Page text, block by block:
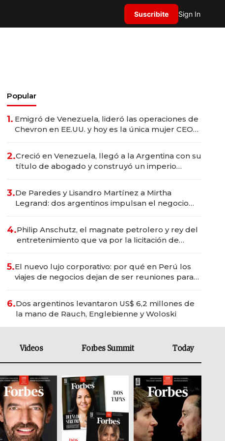
Suscribite Sign In
Popular
1. Emigró de Venezuela, lideró las operaciones de
Chevron en EE.UU. y hoy es la única mujer CEO
2.Creció en Venezuela, llegó a la Argentina con su
título de abogado y construyó un imperio
3.De Paredes y Lisandro Martínez a Mirtha
Legrand: dos argentinos impulsan el negocio
4.Philip Anschutz, el magnate petrolero y rey del
entretenimiento que va por la licitación de
5.El nuevo lujo corporativo: por qué en Perú los
viajes de negocios dejan de ser reuniones para
6.Dos argentinos levantaron US$ 6,2 millones de
la mano de Rauch, Englebienne y Woloski
Videos Forbes Summit Today